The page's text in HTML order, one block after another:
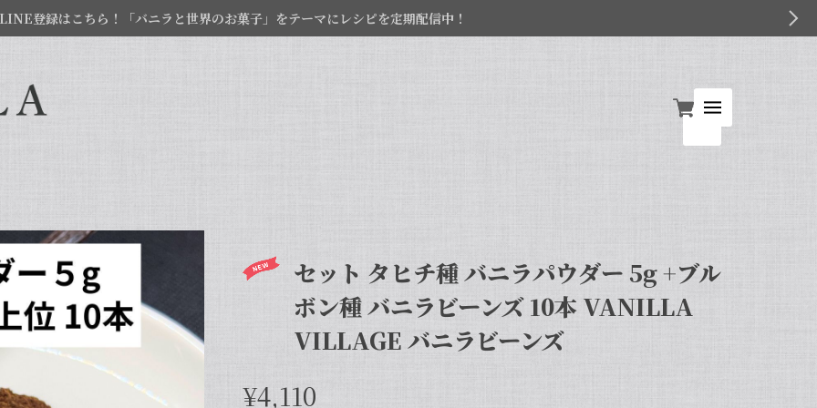
登録はこちら！「バニラと世界のお菓子」をテーマにレシピを定期配信中！
セット タヒチ種 バニラパウダー 5g +ブル
ボン種 バニラビーンズ 10本 VANILLA
VILLAGE バニラビーンズ
¥4,110